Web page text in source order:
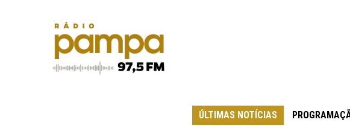
ÚLTIMAS NOTÍCIAS